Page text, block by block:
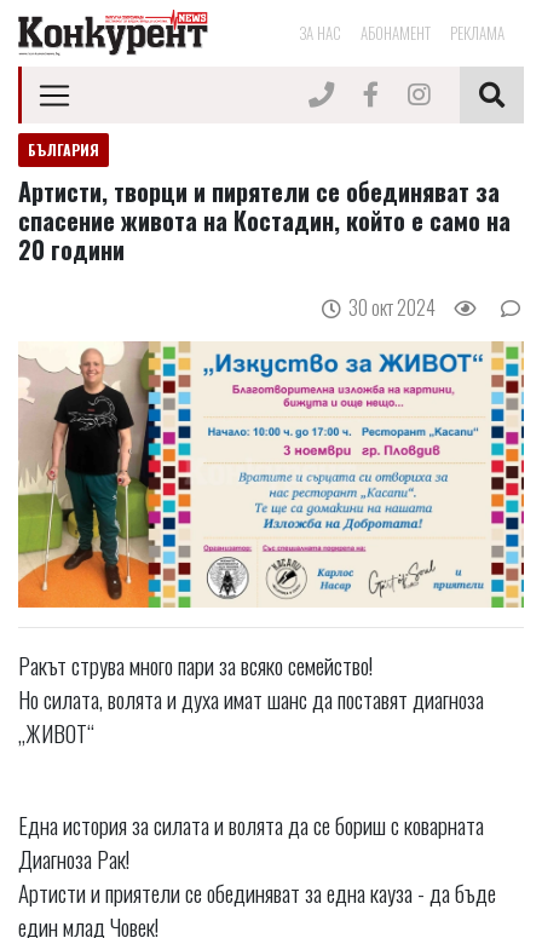
ЗА НАС АБОНАМЕНТ РЕКЛАМА
БЪЛГАРИЯ
Артисти, творци и пирятели се обединяват за
спасение живота на Костадин, който е само на
20 години
30 окт 2024
Ракът струва много пари за всяко семейство!
Но силата, волята и духа имат шанс да поставят диагноза
„ЖИВОТ“
Една история за силата и волята да се бориш с коварната
Диагноза Рак!
Артисти и приятели се обединяват за една кауза - да бъде
един млад Човек!